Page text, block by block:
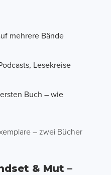
mehrere Bände
Lesekreise
Buch – wie
– zwei Bücher
& Mut –